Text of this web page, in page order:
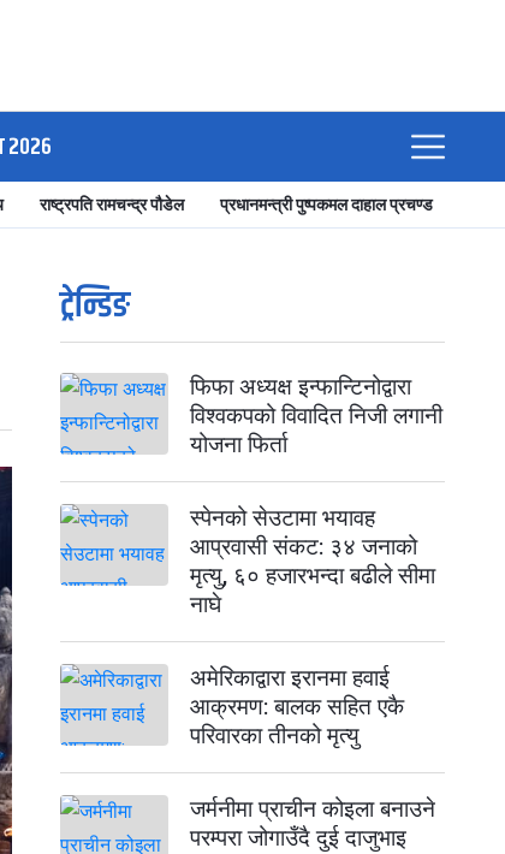
२०२६
राष्ट्रपति रामचन्द्र पौडेल प्रधानमन्त्री पुष्पकमल दाहाल प्रचण्ड
ट्रेन्डिङ
फिफा अध्यक्ष इन्फान्टिनोद्वारा
विश्वकपको विवादित निजी लगानी
योजना फिर्ता
स्पेनको सेउटामा भयावह
आप्रवासी संकट: ३४ जनाको
मृत्यु, ६० हजारभन्दा बढीले सीमा
नाघे
अमेरिकाद्वारा इरानमा हवाई
आक्रमण: बालक सहित एकै
परिवारका तीनको मृत्यु
जर्मनीमा प्राचीन कोइला बनाउने
परम्परा जोगाउँदै दुई दाजुभाइ